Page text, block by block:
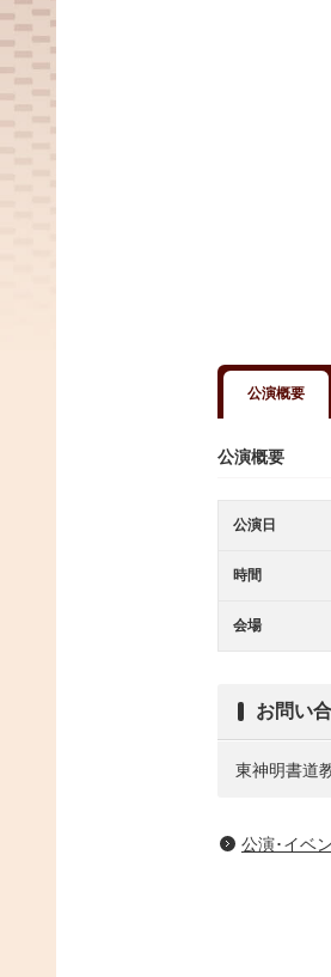
公演概要
公演概要
公演日
時間
会場
お問い
東神明書
公演･イベ